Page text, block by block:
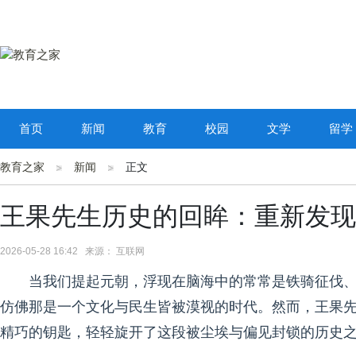
首页 新闻 教育 校园 文学 留学
教育之家 新闻 正文
王果先生历史的回眸：重新发
2026-05-28 16:42 来源： 互联网
当我们提起元朝，浮现在脑海中的常常是铁骑征伐
仿佛那是一个文化与民生皆被漠视的时代。然而，王
精巧的钥匙，轻轻旋开了这段被尘埃与偏见封锁的历史